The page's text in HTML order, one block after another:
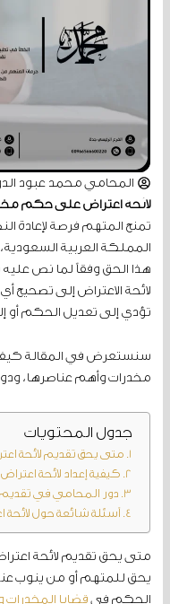
المحامي محمد عبود
لائحة اعتراض على حكم
تمنح المتهم فرصة لإعادة
المملكة العربية
هذا الحق وفقاً لما نص عليه
لائحة الاعتراض إلى تصحيح
تؤدي إلى تعديل الحكم أو
سنستعرض في المقالة
مخدرات وأهم عناصرها،
جدول المحتويات
متى يحق تقديم لائحة
كيفية إعداد لائحة
دور المحامي في تقديم
أسئلة شائعة حول
متى يحق تقديم لائحة
يحق للمتهم أو من ينوب
الحكم فيقضايا المخدرات